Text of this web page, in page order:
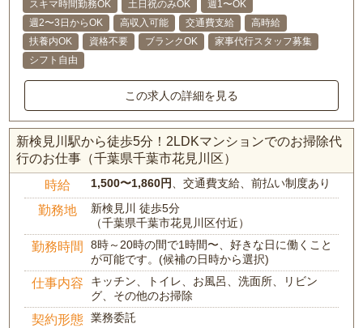
スキマ時間勤務OK 土日祝のみOK
週1〜OK
週2〜3日からOK
高収入可能 交通費支給
高時給
扶養内OK
資格不要 ブランクOK
家事代行スタッフ募集
シフト自由
この求人の詳細を見る
新検見川駅から徒歩5分！2LDKマンションでのお掃除代
行のお仕事（千葉県千葉市花見川区）
時給 1,500〜1,860円 、交通費支給、前払い制度あり
勤務地
新検見川 徒歩5分
（千葉県千葉市花見川区付近）
勤務時間
8時～20時の間で1時間〜、好きな日に働くこと
が可能です。(候補の日時から選択)
仕事内容
キッチン、トイレ、お風呂、洗面所、リビン
グ、その他のお掃除
契約形態 業務委託